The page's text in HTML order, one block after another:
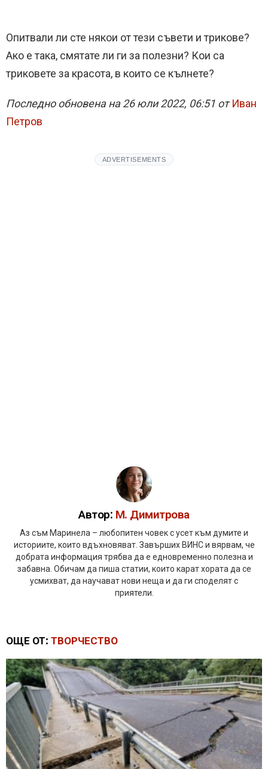
Опитвали ли сте някои от тези съвети и трикове?
Ако е така, смятате ли ги за полезни? Кои са
триковете за красота, в които се кълнете?
Последно обновена на 26 юли 2022, 06:51 от Иван
Петров
ADVERTISEMENTS
Автор: М. Димитрова
Аз съм Маринела – любопитен човек с усет към думите и
историите, които вдъхновяват. Завърших ВИНС и вярвам, че
добрата информация трябва да е едновременно полезна и
забавна. Обичам да пиша статии, които карат хората да се
усмихват, да научават нови неща и да ги споделят с
приятели.
ОЩЕ ОТ: ТВОРЧЕСТВО